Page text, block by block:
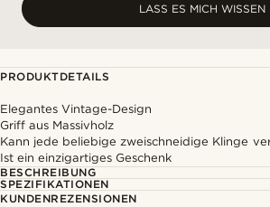
LASS ES MICH WISSEN
PRODUKTDETAILS
Elegantes Vintage-Design
Griff aus Massivholz
Kann jede beliebige zweischneidige Klinge
Ist ein einzigartiges Geschenk
BESCHREIBUNG
SPEZIFIKATIONEN
KUNDENREZENSIONEN